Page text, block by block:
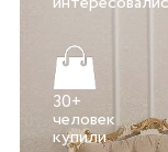
30+
человек
купили